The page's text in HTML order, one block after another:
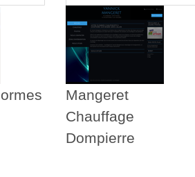
Mangeret
Chauffage
Dompierre